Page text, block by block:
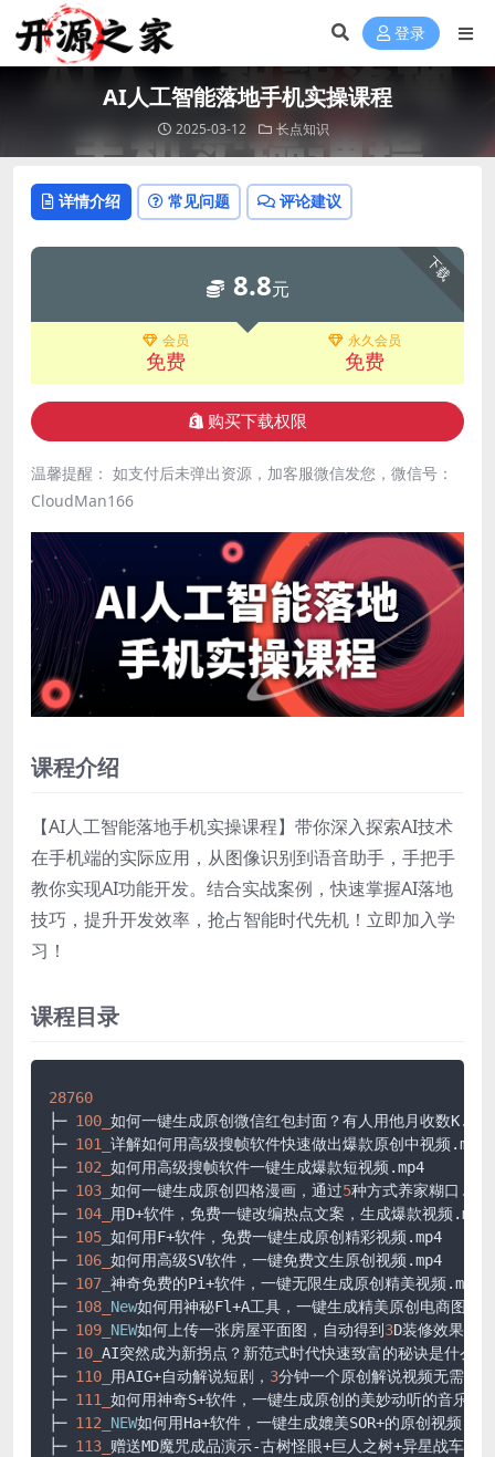
登录
AI人工智能落地手机实操课程
2025-03-12 长点知识
详情介绍 常见问题 评论建议
下载
8.8元
会员
免费
永久会员
免费
购买下载权限
温馨提醒： 如支付后未弹出资源，加客服微信发您，微信号：
CloudMan166
课程介绍
【AI人工智能落地手机实操课程】带你深入探索AI技术
在手机端的实际应用，从图像识别到语音助手，手把手
教你实现AI功能开发。结合实战案例，快速掌握AI落地
技巧，提升开发效率，抢占智能时代先机！立即加入学
习！
课程目录
28760
├─ 100_ 如何一键生成原创微信红包封面？有人用他月收数K.mp4
├─ 101_ 详解如何用高级搜帧软件快速做出爆款原创中视频.mp4
├─ 102_ 如何用高级搜帧软件一键生成爆款短视频.mp4
├─ 103_ 如何一键生成原创四格漫画，通过5种方式养家糊口.mp4
├─ 104_
用D+软件，免费一键改编热点文案，生成爆款视频.mp4
├─ 105_ 如何用F+软件，免费一键生成原创精彩视频.mp4
├─ 106_ 如何用高级SV软件，一键免费文生原创视频.mp4
├─ 107_ 神奇免费的Pi+软件，一键无限生成原创精美视频.mp4
├─ 108_ New如何用神秘Fl+A工具，一键生成精美原创电商图
├─ 109_ NEW如何上传一张房屋平面图，自动得到 3D装修效果图
├─ 10_ AI突然成为新拐点？新范式时代快速致富的秘诀是什么
├─ 110_ 用AIG+自动解说短剧， 3分钟一个原创解说视频无需剪
├─ 111_ 如何用神奇S+软件，一键生成原创的美妙动听的音乐
├─ 112_ NEW如何用Ha+软件，一键生成媲美SOR+的原创视频
├─ 113_ 赠送MD魔咒成品演示-古树怪眼+巨人之树+异星战车